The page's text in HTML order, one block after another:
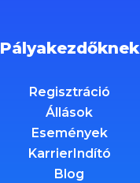
Pályakezdőknek
Regisztráció
Állások
Események
KarrierIndító
Blog